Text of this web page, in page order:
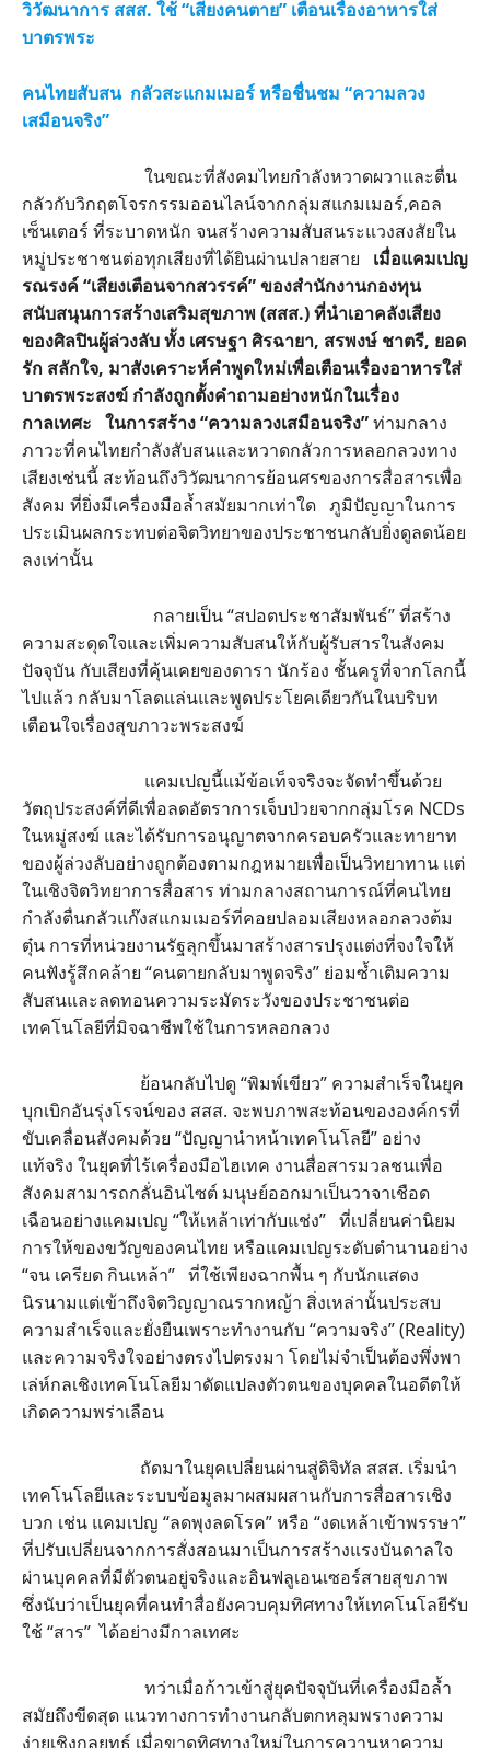
วิวัฒนาการ สสส. ใช้ “เสียงคนตาย” เตือนเรื่องอาหารใส่
บาตรพระ
คนไทยสับสน กลัวสะแกมเมอร์ หรือชื่นชม “ความลวง
เสมือนจริง”
ในขณะที่สังคมไทยกำลังหวาดผวาและตื่น
กลัวกับวิกฤตโจรกรรมออนไลน์จากกลุ่มสแกมเมอร์,คอล
เซ็นเตอร์ ที่ระบาดหนัก จนสร้างความสับสนระแวงสงสัยใน
หมู่ประชาชนต่อทุกเสียงที่ได้ยินผ่านปลายสาย เมื่อแคมเปญ
รณรงค์ “เสียงเตือนจากสวรรค์” ของสำนักงานกองทุน
สนับสนุนการสร้างเสริมสุขภาพ (สสส.) ที่นำเอาคลังเสียง
ของศิลปินผู้ล่วงลับ ทั้ง เศรษฐา ศิรฉายา, สรพงษ์ ชาตรี, ยอด
รัก สลักใจ, มาสังเคราะห์คำพูดใหม่เพื่อเตือนเรื่องอาหารใส่
บาตรพระสงฆ์ กำลังถูกตั้งคำถามอย่างหนักในเรื่อง
กาลเทศะ ในการสร้าง “ความลวงเสมือนจริง”ท่ามกลาง
ภาวะที่คนไทยกำลังสับสนและหวาดกลัวการหลอกลวงทาง
เสียงเช่นนี้ สะท้อนถึงวิวัฒนาการย้อนศรของการสื่อสารเพื่อ
สังคม ที่ยิ่งมีเครื่องมือล้ำสมัยมากเท่าใด ภูมิปัญญาในการ
ประเมินผลกระทบต่อจิตวิทยาของประชาชนกลับยิ่งดูลดน้อย
ลงเท่านั้น
กลายเป็น “สปอตประชาสัมพันธ์” ที่สร้าง
ความสะดุดใจและเพิ่มความสับสนให้กับผู้รับสารในสังคม
ปัจจุบัน กับเสียงที่คุ้นเคยของดารา นักร้อง ชั้นครูที่จากโลกนี้
ไปแล้ว กลับมาโลดแล่นและพูดประโยคเดียวกันในบริบท
เตือนใจเรื่องสุขภาวะพระสงฆ์
แคมเปญนี้แม้ข้อเท็จจริงจะจัดทำขึ้นด้วย
วัตถุประสงค์ที่ดีเพื่อลดอัตราการเจ็บป่วยจากกลุ่มโรค NCDs
ในหมู่สงฆ์ และได้รับการอนุญาตจากครอบครัวและทายาท
ของผู้ล่วงลับอย่างถูกต้องตามกฎหมายเพื่อเป็นวิทยาทาน แต่
ในเชิงจิตวิทยาการสื่อสาร ท่ามกลางสถานการณ์ที่คนไทย
กำลังตื่นกลัวแก๊งสแกมเมอร์ที่คอยปลอมเสียงหลอกลวงต้ม
ตุ๋น การที่หน่วยงานรัฐลุกขึ้นมาสร้างสารปรุงแต่งที่จงใจให้
คนฟังรู้สึกคล้าย “คนตายกลับมาพูดจริง” ย่อมซ้ำเติมความ
สับสนและลดทอนความระมัดระวังของประชาชนต่อ
เทคโนโลยีที่มิจฉาชีพใช้ในการหลอกลวง
ย้อนกลับไปดู “พิมพ์เขียว” ความสำเร็จในยุค
บุกเบิกอันรุ่งโรจน์ของ สสส. จะพบภาพสะท้อนขององค์กรที่
ขับเคลื่อนสังคมด้วย “ปัญญานำหน้าเทคโนโลยี” อย่าง
แท้จริง ในยุคที่ไร้เครื่องมือไฮเทค งานสื่อสารมวลชนเพื่อ
สังคมสามารถกลั่นอินไซต์ มนุษย์ออกมาเป็นวาจาเชือด
เฉือนอย่างแคมเปญ “ให้เหล้าเท่ากับแช่ง” ที่เปลี่ยนค่านิยม
การให้ของขวัญของคนไทย หรือแคมเปญระดับตำนานอย่าง
“จน เครียด กินเหล้า” ที่ใช้เพียงฉากพื้น ๆ กับนักแสดง
นิรนามแต่เข้าถึงจิตวิญญาณรากหญ้า สิ่งเหล่านั้นประสบ
ความสำเร็จและยั่งยืนเพราะทำงานกับ “ความจริง” (Reality)
และความจริงใจอย่างตรงไปตรงมา โดยไม่จำเป็นต้องพึ่งพา
เล่ห์กลเชิงเทคโนโลยีมาดัดแปลงตัวตนของบุคคลในอดีตให้
เกิดความพร่าเลือน
ถัดมาในยุคเปลี่ยนผ่านสู่ดิจิทัล สสส. เริ่มนำ
เทคโนโลยีและระบบข้อมูลมาผสมผสานกับการสื่อสารเชิง
บวก เช่น แคมเปญ “ลดพุงลดโรค” หรือ “งดเหล้าเข้าพรรษา”
ที่ปรับเปลี่ยนจากการสั่งสอนมาเป็นการสร้างแรงบันดาลใจ
ผ่านบุคคลที่มีตัวตนอยู่จริงและอินฟลูเอนเซอร์สายสุขภาพ
ซึ่งนับว่าเป็นยุคที่คนทำสื่อยังควบคุมทิศทางให้เทคโนโลยีรับ
ใช้ “สาร” ได้อย่างมีกาลเทศะ
ทว่าเมื่อก้าวเข้าสู่ยุคปัจจุบันที่เครื่องมือล้ำ
สมัยถึงขีดสุด แนวทางการทำงานกลับตกหลุมพรางความ
ง่ายเชิงกลยุทธ์ เมื่อขาดทิศทางใหม่ในการควานหาความ